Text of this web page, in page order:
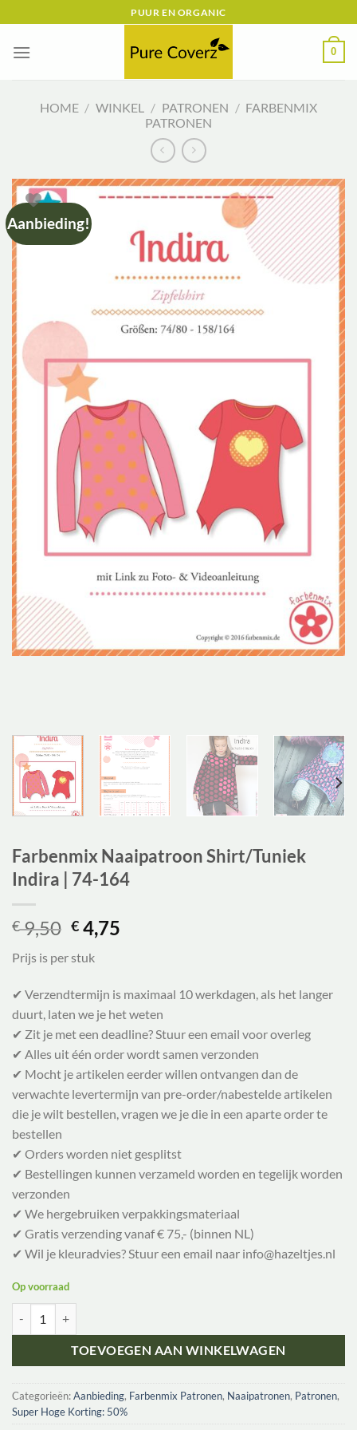
naar
inhoud
PUUR EN ORGANIC
0
HOME / WINKEL / PATRONEN / FARBENMIX
PATRONEN
Aanbieding!
Farbenmix Naaipatroon Shirt/Tuniek
Indira | 74-164
€9,50 Oorspronkelijke
prijs
was:
€ 9,50.
€ 4,75
€ 4,75.
Prijs is per stuk
✔ Verzendtermijn is maximaal 10 werkdagen, als het langer
duurt, laten we je het weten
✔ Zit je met een deadline? Stuur een email voor overleg
✔ Alles uit één order wordt samen verzonden
✔ Mocht je artikelen eerder willen ontvangen dan de
verwachte levertermijn van pre-order/nabestelde artikelen
die je wilt bestellen, vragen we je die in een aparte order te
bestellen
✔ Orders worden niet gesplitst
✔ Bestellingen kunnen verzameld worden en tegelijk worden
verzonden
✔ We hergebruiken verpakkingsmateriaal
✔ Gratis verzending vanaf € 75,- (binnen NL)
✔ Wil je kleuradvies? Stuur een email naar info@hazeltjes.nl
Op voorraad
TOEVOEGEN AAN WINKELWAGEN
Categorieën:Aanbieding, Farbenmix Patronen, Naaipatronen, Patronen,
Super Hoge Korting: 50%